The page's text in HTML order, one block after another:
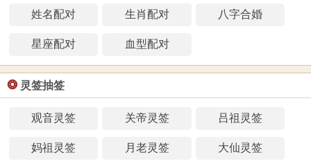
姓名配对 生肖配对 八字合婚
星座配对 血型配对
❂ 灵签抽签
观音灵签 关帝灵签 吕祖灵签
妈祖灵签 月老灵签 大仙灵签